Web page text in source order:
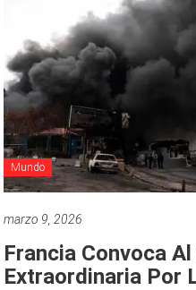
Mundo
marzo 9, 2026
Francia Convoca
Extraordinaria Por